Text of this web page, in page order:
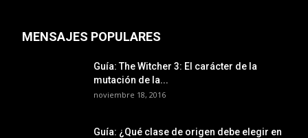
MENSAJES POPULARES
Guía: The Witcher 3: El carácter de la
mutación de la...
noviembre 18, 2016
Guía: ¿Qué clase de origen debe elegir en